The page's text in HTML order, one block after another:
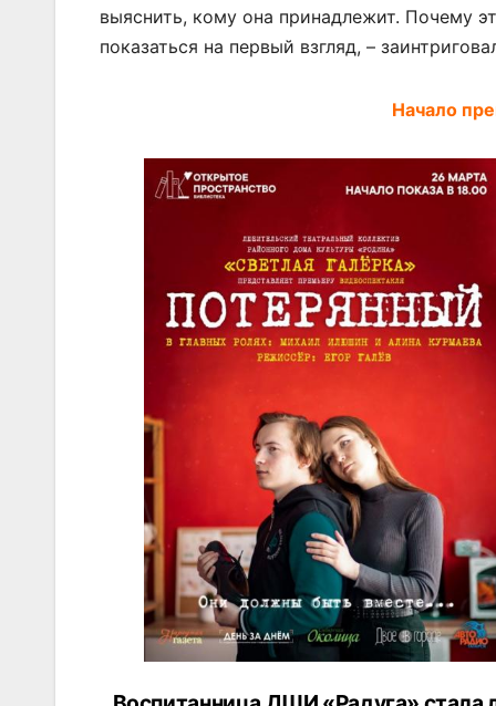
выяснить, кому она принадлежит. Почему
показаться на первый взгляд, –
Начало